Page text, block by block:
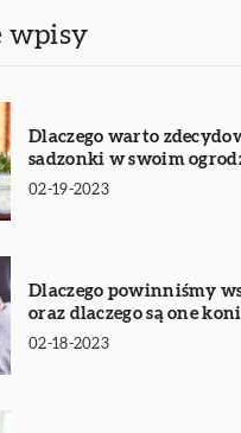
wpisy
Dlaczego warto
sadzonki w swoim
02-19-2023
Dlaczego powinniśmy
oraz dlaczego są one
02-18-2023